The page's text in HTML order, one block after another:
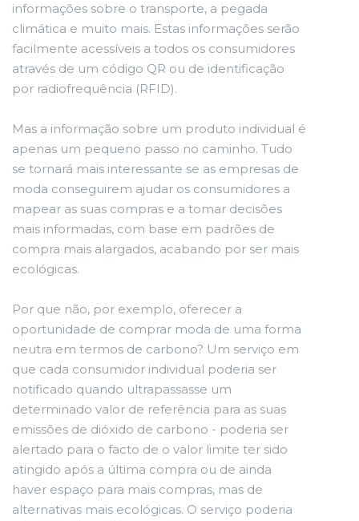
informações sobre o transporte, a pegada
climática e muito mais. Estas informações serão
facilmente acessíveis a todos os consumidores
através de um código QR ou de identificação
por radiofrequência (RFID).
Mas a informação sobre um produto individual é
apenas um pequeno passo no caminho. Tudo
se tornará mais interessante se as empresas de
moda conseguirem ajudar os consumidores a
mapear as suas compras e a tomar decisões
mais informadas, com base em padrões de
compra mais alargados, acabando por ser mais
ecológicas.
Por que não, por exemplo, oferecer a
oportunidade de comprar moda de uma forma
neutra em termos de carbono? Um serviço em
que cada consumidor individual poderia ser
notificado quando ultrapassasse um
determinado valor de referência para as suas
emissões de dióxido de carbono - poderia ser
alertado para o facto de o valor limite ter sido
atingido após a última compra ou de ainda
haver espaço para mais compras, mas de
alternativas mais ecológicas. O serviço poderia